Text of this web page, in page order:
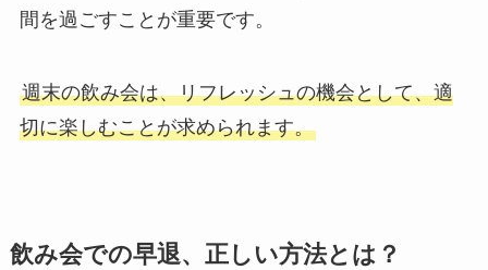
間を過ごすことが重要です。
週末の飲み会は、リフレッシュの機会として、適
切に楽しむことが求められます。
飲み会での早退、正しい方法とは？